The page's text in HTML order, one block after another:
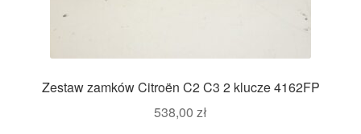
Zestaw zamków Citroën C2 C3 2 klucze 4162FP
538,00 zł